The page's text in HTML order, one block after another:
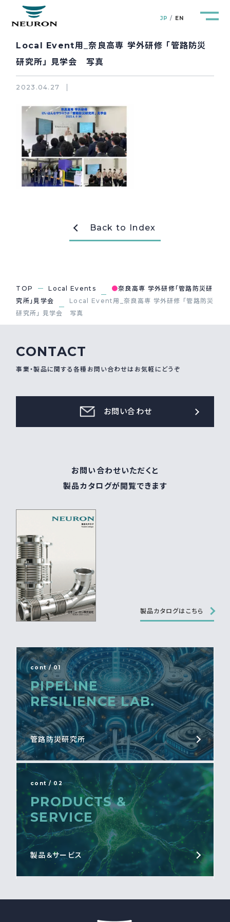
JP EN
企業情報 Company
製品＆サービス Products&Service
お問い合わせ
Local Event用_奈良高専 学外研修 「管路防災
研究所」 見学会 写真
2023.04.27
Back to Index
TOP Local Events ●奈良高専 学外研修「管路防災研
究所」見学会
Local Event用_奈良高専 学外研修 「管路防災
研究所」 見学会 写真
CONTACT
事業・製品に関する各種お問い合わせはお気軽にどうぞ
お問い合わせ
お問い合わせいただくと
製品カタログが閲覧できます
製品カタログはこちら
cont / 01
PIPELINE
RESILIENCE LAB.
管路防災研究所
cont / 02
PRODUCTS &
SERVICE
製品＆サービス